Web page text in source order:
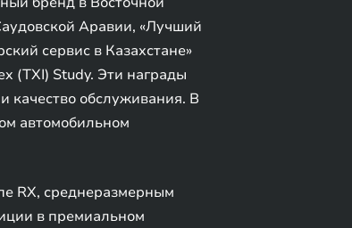
Аравии, «Лучший
сервис в Казахстане»
(TXI) Study. Эти награды
качество обслуживания. В
автомобильном
RX, среднеразмерным
в премиальном